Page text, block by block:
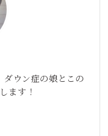
ダウン症の娘とこの
ます！